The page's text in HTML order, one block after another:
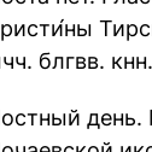
блгвв.
(1015).
день.